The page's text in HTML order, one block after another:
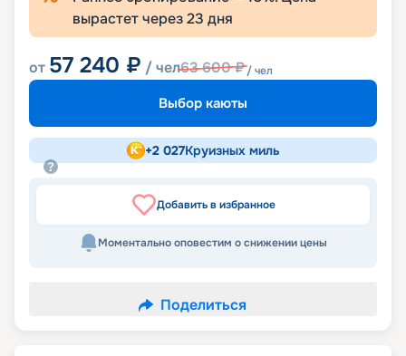
вырастет через23 дня
от 57 240 ₽ / чел63 600₽/ чел
Выбор каюты
+2 027Круизных миль
Добавить в избранное
Моментально оповестим о снижении цены
Поделиться